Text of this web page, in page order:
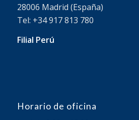
28006 Madrid (España)
Tel: +34 917 813 780
Filial Perú
Horario de oficina